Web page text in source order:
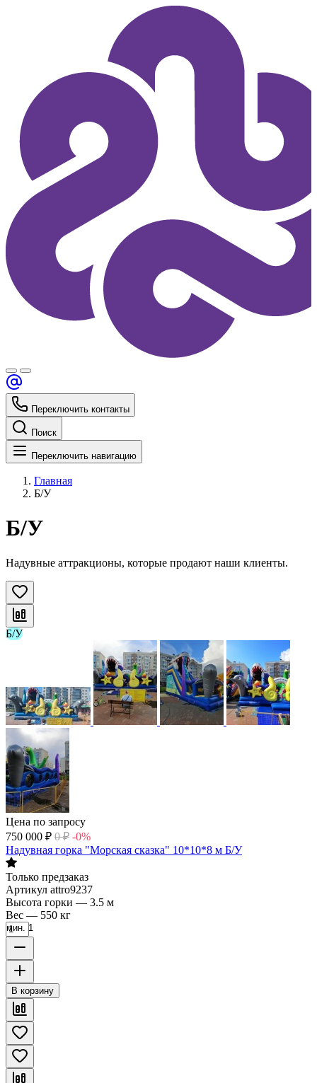
Переключить контакты
Поиск
Переключить навигацию
Главная
Б/У
Б/У
Надувные аттракционы, которые продают наши клиенты.
Б/У
Цена по запросу
750 000 ₽ 0 ₽ -0%
Надувная горка "Морская сказка" 10*10*8 м Б/У
Только предзаказ
Артикул attro9237
Высота горки — 3.5 м
Вес — 550 кг
мин. 1
В корзину